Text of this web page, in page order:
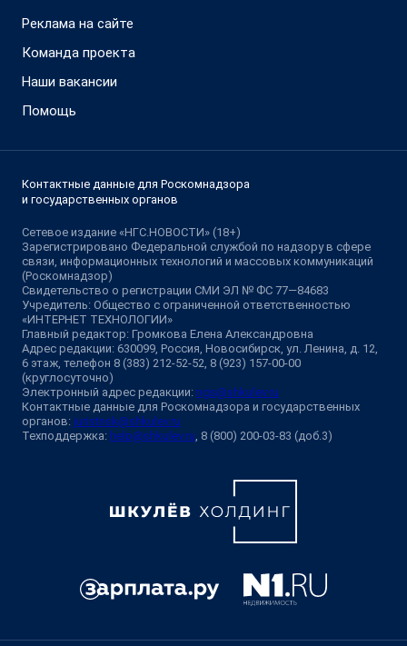
Реклама на сайте
Команда проекта
Наши вакансии
Помощь
Контактные данные для Роскомнадзора
и государственных органов
Сетевое издание «НГС.НОВОСТИ» (18+)
Зарегистрировано Федеральной службой по надзору в сфере
связи, информационных технологий и массовых коммуникаций
(Роскомнадзор)
Свидетельство о регистрации СМИ ЭЛ № ФС 77—84683
Учредитель: Общество с ограниченной ответственностью
«ИНТЕРНЕТ ТЕХНОЛОГИИ»
Главный редактор: Громкова Елена Александровна
Адрес редакции: 630099, Россия, Новосибирск, ул. Ленина, д. 12,
6 этаж, телефон 8 (383) 212-52-52, 8 (923) 157-00-00
(круглосуточно)
Электронный адрес редакции: ngs@shkulev.ru
Контактные данные для Роскомнадзора и государственных
органов: juristnsk@shkulev.ru
Техподдержка: help@shkulev.ru, 8 (800) 200-03-83 (доб.3)